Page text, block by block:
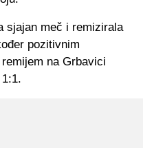
sjajan meč i remizirala
pozitivnim
na Grbavici